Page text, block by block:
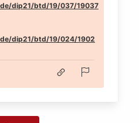
dip21/btd/19/037/19037
dip21/btd/19/024/1902